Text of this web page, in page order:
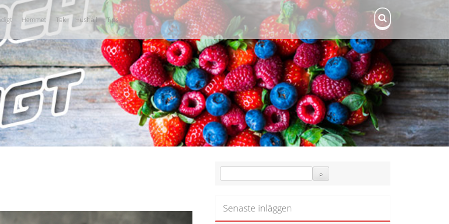
Hemmet Tak Hushåll Tips
Senaste inläggen